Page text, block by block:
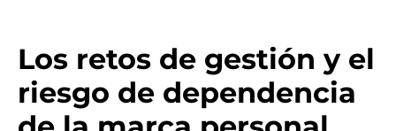
Los retos de gestión y el
riesgo de dependencia